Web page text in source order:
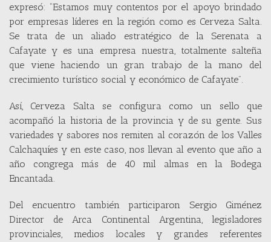
expresó: “Estamos muy contentos por el apoyo brindado
por empresas líderes en la región como es Cerveza Salta.
Se trata de un aliado estratégico de la Serenata a
Cafayate y es una empresa nuestra, totalmente salteña
que viene haciendo un gran trabajo de la mano del
crecimiento turístico social y económico de Cafayate”.
Así, Cerveza Salta se configura como un sello que
acompañó la historia de la provincia y de su gente. Sus
variedades y sabores nos remiten al corazón de los Valles
Calchaquíes y en este caso, nos llevan al evento que año a
año congrega más de 40 mil almas en la Bodega
Encantada.
Del encuentro también participaron Sergio Giménez
Director de Arca Continental Argentina, legisladores
provinciales, medios locales y grandes referentes